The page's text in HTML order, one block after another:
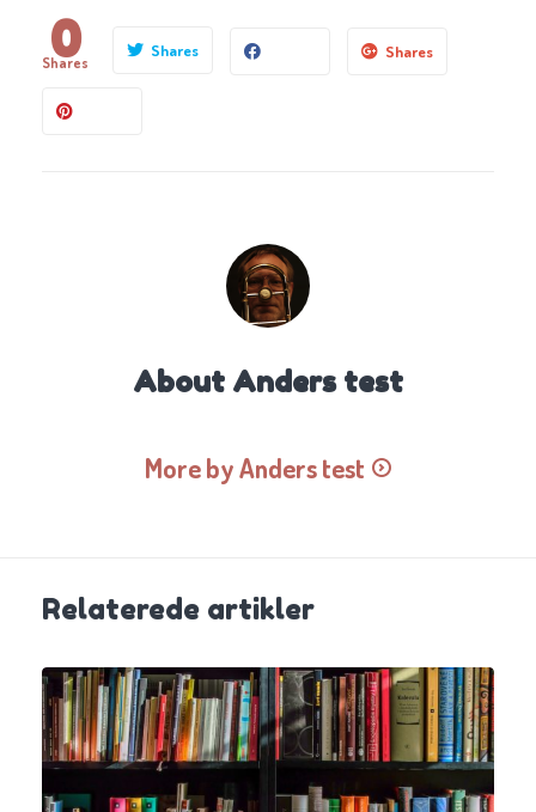
0
Shares
Shares Shares
About Anders test
More by Anders test
Relaterede artikler